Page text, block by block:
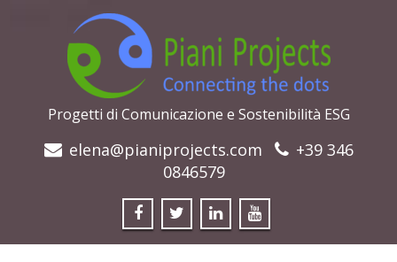
Progetti di Comunicazione e Sostenibilità ESG
elena@pianiprojects.com
+39 346
0846579